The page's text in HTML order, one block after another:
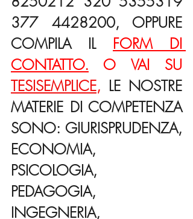
377 4428200, OPPURE
COMPILA IL FORM DI
CONTATTO.
TESISEMPLICE, LE NOSTRE
MATERIE DI COMPETENZA
SONO: GIURISPRUDENZA,
ECONOMIA,
PSICOLOGIA,
PEDAGOGIA,
INGEGNERIA,